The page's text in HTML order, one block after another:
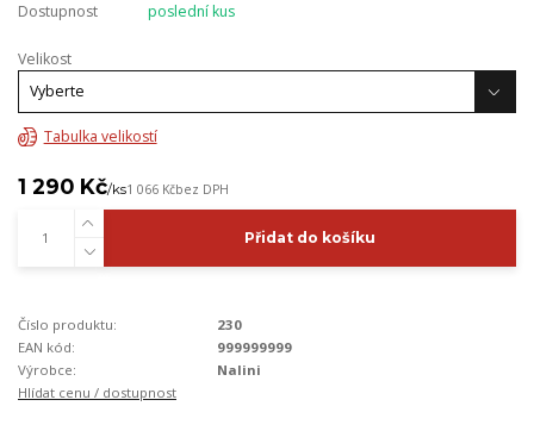
Dostupnost poslední kus
Velikost
Tabulka velikostí
1 290 Kč/ks1 066 Kčbez DPH
Přidat do košíku
Číslo produktu:
230
EAN kód:
999999999
Výrobce:
Nalini
Hlídat cenu / dostupnost